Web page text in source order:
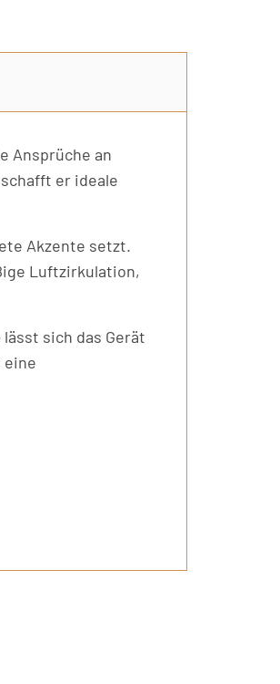
Ansprüche an
schafft er ideale
Akzente setzt.
Luftzirkulation,
lässt sich das Gerät
eine